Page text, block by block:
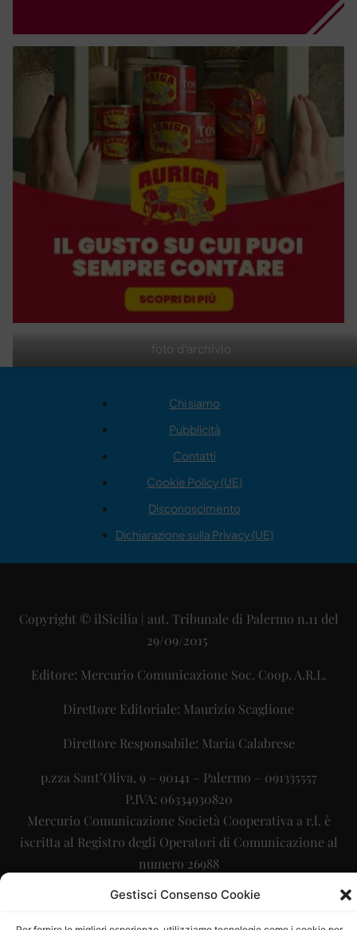
Gestisci Consenso Cookie
foto d'archivio
Chi siamo
Pubblicità
Contatti
Cookie Policy (UE)
Disconoscimento
Dichiarazione sulla Privacy (UE)
Copyright © ilSicilia | aut. Tribunale di Palermo n.11 del
29/09/2015
Editore: Mercurio Comunicazione Soc. Coop. A.R.L.
Direttore Editoriale: Maurizio Scaglione
Direttore Responsabile: Maria Calabrese
p.zza Sant’Oliva, 9 – 90141 – Palermo – 091335557
P.IVA: 06334930820
Mercurio Comunicazione Società Cooperativa a r.l. è
iscritta al Registro degli Operatori di Comunicazione al
numero 26988
Sito gestito daLa Digitale srl–info@ladigitale.it